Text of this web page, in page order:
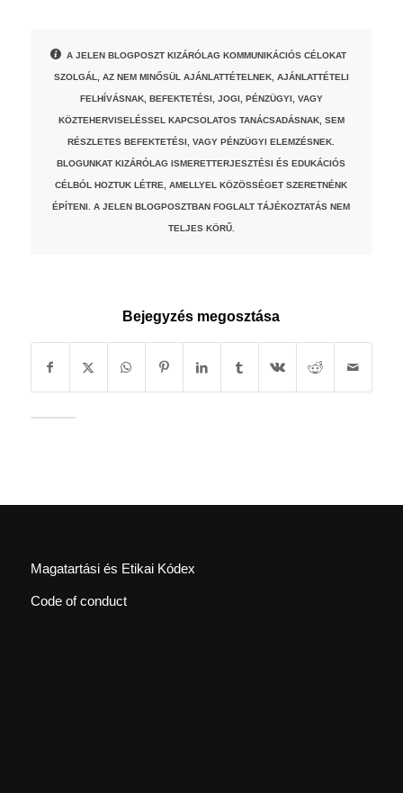
A JELEN BLOGPOSZT KIZÁRÓLAG KOMMUNIKÁCIÓS CÉLOKAT
SZOLGÁL, AZ NEM MINŐSÜL AJÁNLATTÉTELNEK, AJÁNLATTÉTELI
FELHÍVÁSNAK, BEFEKTETÉSI, JOGI, PÉNZÜGYI, VAGY
KÖZTEHERVISELÉSSEL KAPCSOLATOS TANÁCSADÁSNAK, SEM
RÉSZLETES BEFEKTETÉSI, VAGY PÉNZÜGYI ELEMZÉSNEK.
BLOGUNKAT KIZÁRÓLAG ISMERETTERJESZTÉSI ÉS EDUKÁCIÓS
CÉLBÓL HOZTUK LÉTRE, AMELLYEL KÖZÖSSÉGET SZERETNÉNK
ÉPÍTENI. A JELEN BLOGPOSZTBAN FOGLALT TÁJÉKOZTATÁS NEM
TELJES KÖRŰ.
Bejegyzés megosztása
Magatartási és Etikai Kódex
Code of conduct